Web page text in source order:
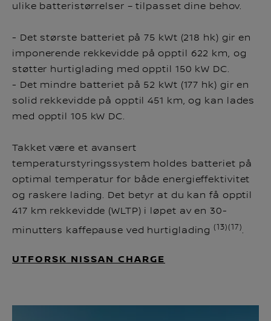
ulike batteristørrelser – tilpasset dine behov.
- Det største batteriet på 75 kWt (218 hk) gir en
imponerende rekkevidde på opptil 622 km, og
støtter hurtiglading med opptil 150 kW DC.
- Det mindre batteriet på 52 kWt (177 hk) gir en
solid rekkevidde på opptil 451 km, og kan lades
med opptil 105 kW DC.
Takket være et avansert
temperaturstyringssystem holdes batteriet på
optimal temperatur for både energieffektivitet
og raskere lading. Det betyr at du kan få opptil
417 km rekkevidde (WLTP) i løpet av en 30-
minutters kaffepause ved hurtiglading(13)(17).
UTFORSK NISSAN CHARGE